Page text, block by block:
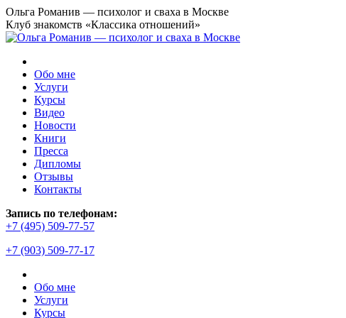
Перейти
к
содержанию
Ольга Романив — психолог и сваха в Москве
Клуб знакомств «Классика отношений»
Обо мне
Услуги
Курсы
Видео
Новости
Книги
Пресса
Дипломы
Отзывы
Контакты
Запись по телефонам:
+7 (495) 509-77-57
+7 (903) 509-77-17
Обо мне
Услуги
Курсы